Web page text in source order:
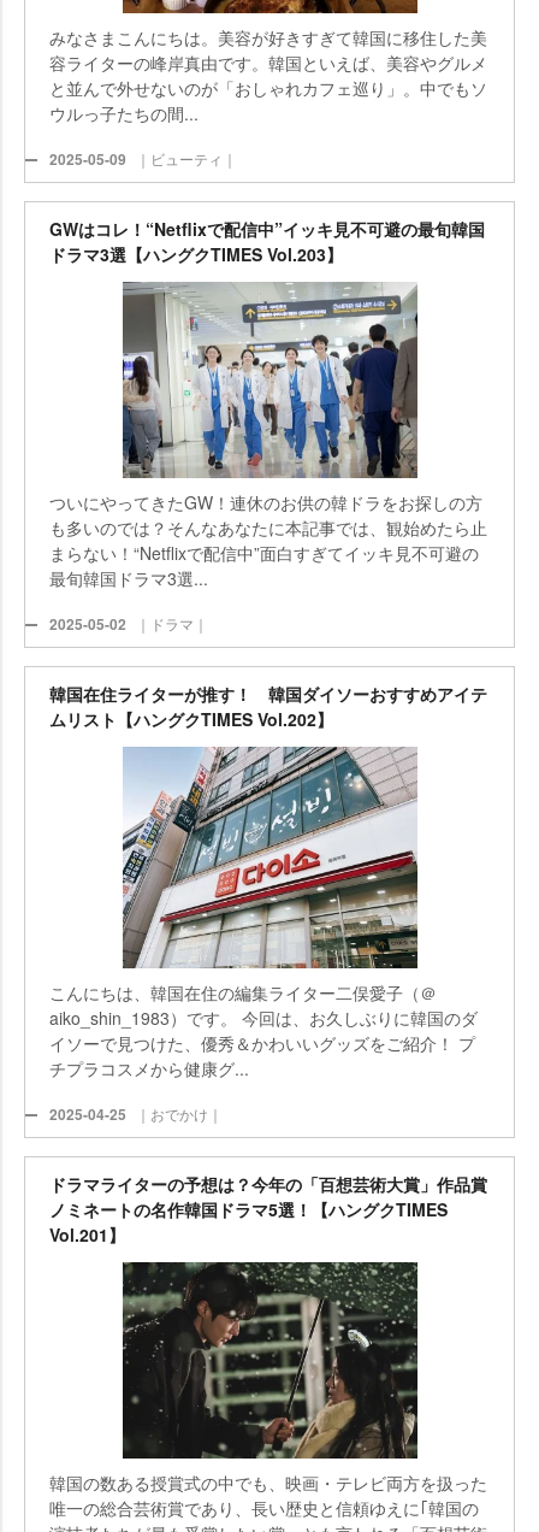
みなさまこんにちは。美容が好きすぎて韓国に移住した美
容ライターの峰岸真由です。韓国といえば、美容やグルメ
と並んで外せないのが「おしゃれカフェ巡り」。中でもソ
ウルっ子たちの間...
2025-05-09 ｜ビューティ｜
GWはコレ！“Netflixで配信中”イッキ見不可避の最旬韓国
ドラマ3選【ハングクTIMES Vol.203】
ついにやってきたGW！連休のお供の韓ドラをお探しの方
も多いのでは？そんなあなたに本記事では、観始めたら止
まらない！“Netflixで配信中”面白すぎてイッキ見不可避の
最旬韓国ドラマ3選...
2025-05-02 ｜ドラマ｜
韓国在住ライターが推す！ 韓国ダイソーおすすめアイテ
ムリスト【ハングクTIMES Vol.202】
こんにちは、韓国在住の編集ライター二俣愛子（＠
aiko_shin_1983）です。 今回は、お久しぶりに韓国のダ
イソーで見つけた、優秀＆かわいいグッズをご紹介！ プ
チプラコスメから健康グ...
2025-04-25 ｜おでかけ｜
ドラマライターの予想は？今年の「百想芸術大賞」作品賞
ノミネートの名作韓国ドラマ5選！【ハングクTIMES
Vol.201】
韓国の数ある授賞式の中でも、映画・テレビ両方を扱った
唯一の総合芸術賞であり、長い歴史と信頼ゆえに｢韓国の